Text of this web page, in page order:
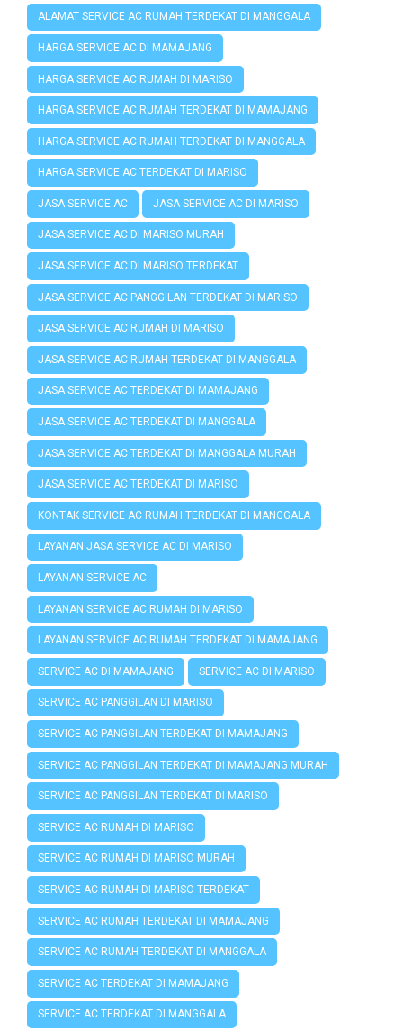
ALAMAT SERVICE AC RUMAH TERDEKAT DI MANGGALA
HARGA SERVICE AC DI MAMAJANG
HARGA SERVICE AC RUMAH DI MARISO
HARGA SERVICE AC RUMAH TERDEKAT DI MAMAJANG
HARGA SERVICE AC RUMAH TERDEKAT DI MANGGALA
HARGA SERVICE AC TERDEKAT DI MARISO
JASA SERVICE AC JASA SERVICE AC DI MARISO
JASA SERVICE AC DI MARISO MURAH
JASA SERVICE AC DI MARISO TERDEKAT
JASA SERVICE AC PANGGILAN TERDEKAT DI MARISO
JASA SERVICE AC RUMAH DI MARISO
JASA SERVICE AC RUMAH TERDEKAT DI MANGGALA
JASA SERVICE AC TERDEKAT DI MAMAJANG
JASA SERVICE AC TERDEKAT DI MANGGALA
JASA SERVICE AC TERDEKAT DI MANGGALA MURAH
JASA SERVICE AC TERDEKAT DI MARISO
KONTAK SERVICE AC RUMAH TERDEKAT DI MANGGALA
LAYANAN JASA SERVICE AC DI MARISO
LAYANAN SERVICE AC
LAYANAN SERVICE AC RUMAH DI MARISO
LAYANAN SERVICE AC RUMAH TERDEKAT DI MAMAJANG
SERVICE AC DI MAMAJANG SERVICE AC DI MARISO
SERVICE AC PANGGILAN DI MARISO
SERVICE AC PANGGILAN TERDEKAT DI MAMAJANG
SERVICE AC PANGGILAN TERDEKAT DI MAMAJANG MURAH
SERVICE AC PANGGILAN TERDEKAT DI MARISO
SERVICE AC RUMAH DI MARISO
SERVICE AC RUMAH DI MARISO MURAH
SERVICE AC RUMAH DI MARISO TERDEKAT
SERVICE AC RUMAH TERDEKAT DI MAMAJANG
SERVICE AC RUMAH TERDEKAT DI MANGGALA
SERVICE AC TERDEKAT DI MAMAJANG
SERVICE AC TERDEKAT DI MANGGALA